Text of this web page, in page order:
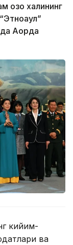
халқининг
Ақорда
кийим-
ва